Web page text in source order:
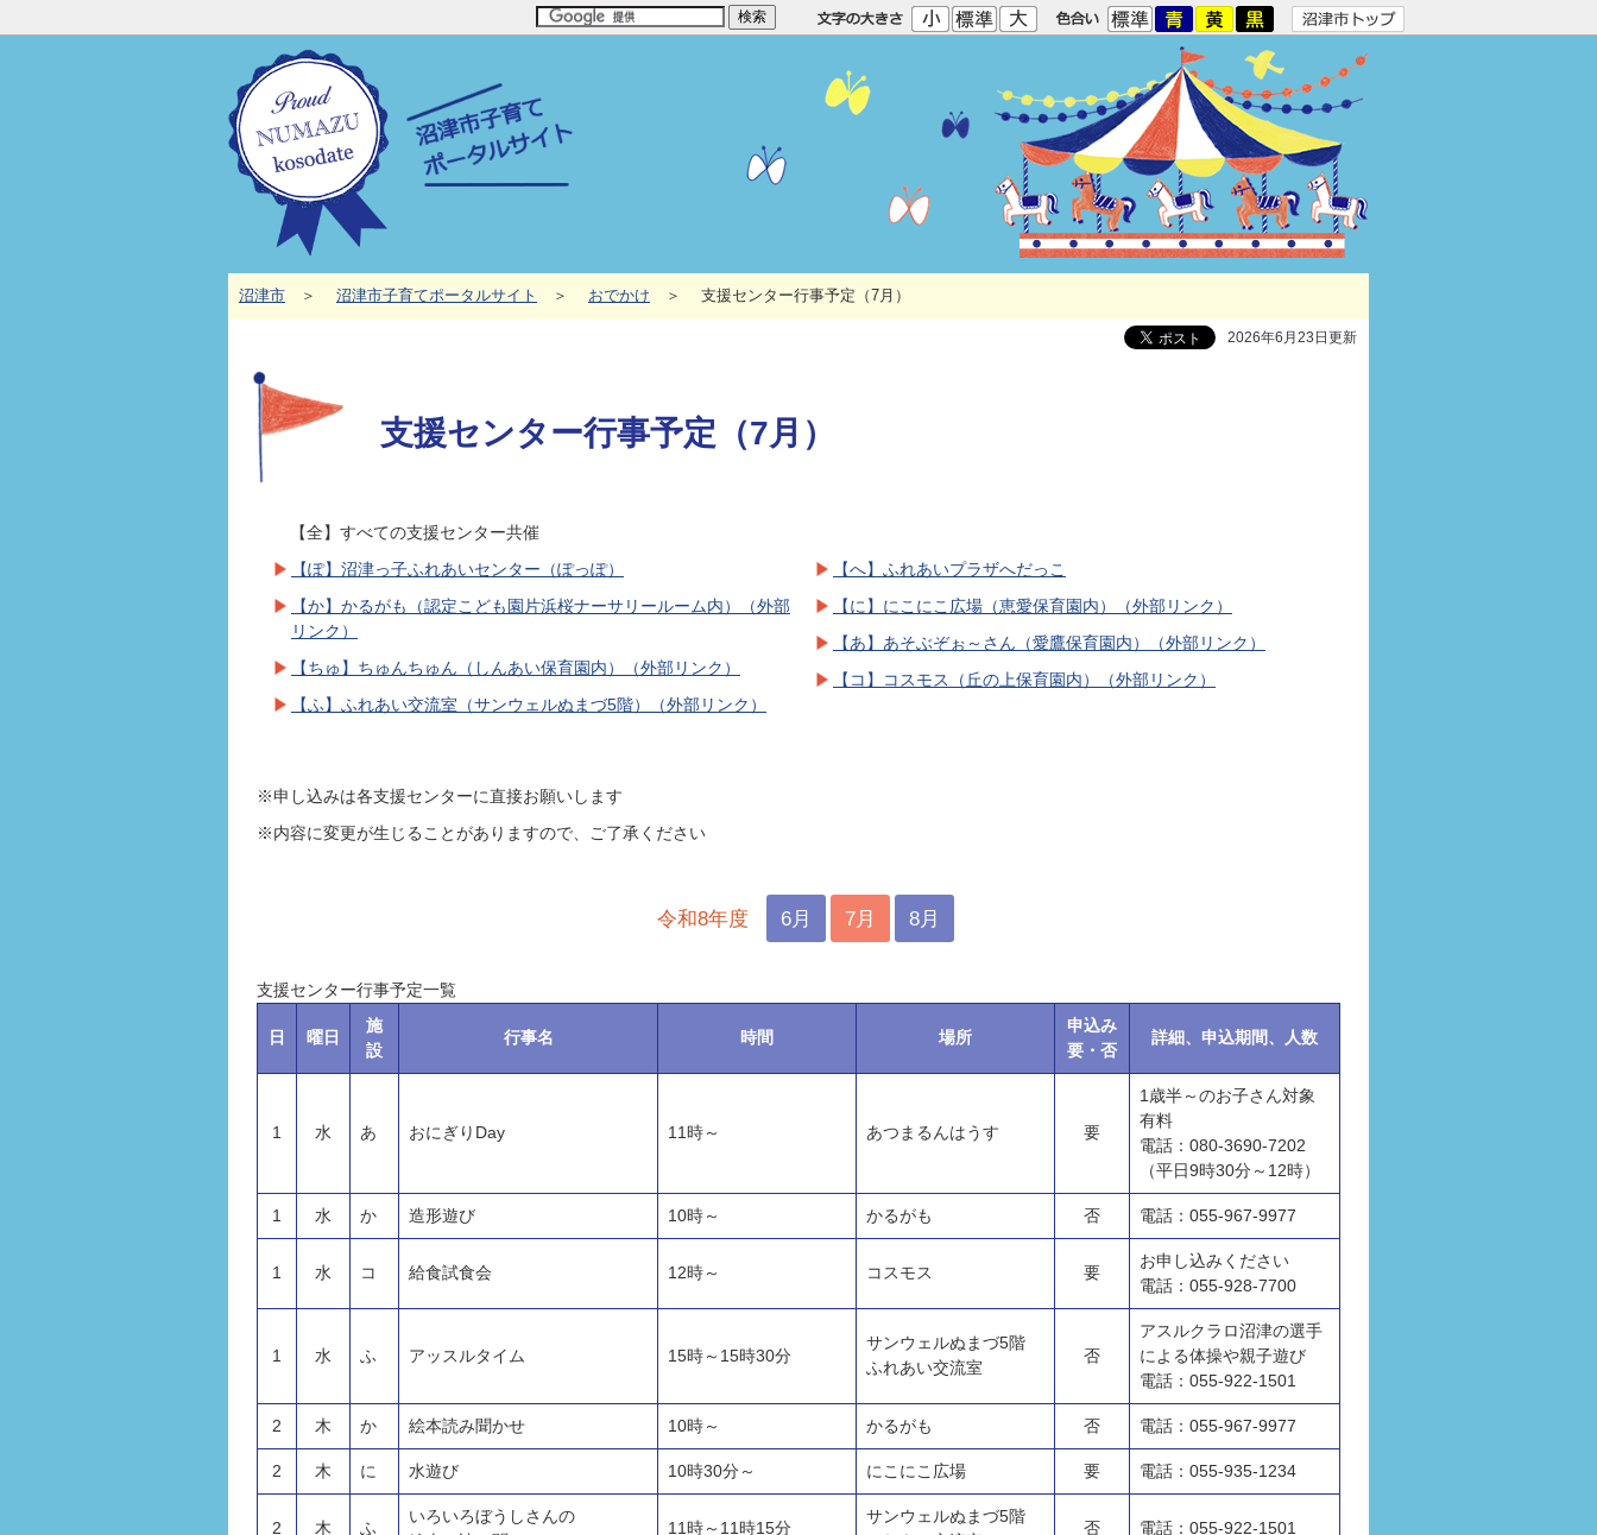
沼津市 沼津市子育てポータルサイト おでかけ 支援センター行事予定（7月）
2026年6月23日更新
支援センター行事予定（7月）
【全】すべての支援センター共催
【ぽ】沼津っ子ふれあいセンター（ぽっぽ）
【か】かるがも（認定こども園片浜桜ナーサリールーム内）（外部
リンク）
【ちゅ】ちゅんちゅん（しんあい保育園内）（外部リンク）
【ふ】ふれあい交流室（サンウェルぬまづ5階）（外部リンク）
【へ】ふれあいプラザへだっこ
【に】にこにこ広場（恵愛保育園内）（外部リンク）
【あ】あそぶぞぉ～さん（愛鷹保育園内）（外部リンク）
【コ】コスモス（丘の上保育園内）（外部リンク）
※申し込みは各支援センターに直接お願いします
※内容に変更が生じることがありますので、ご了承ください
令和8年度 6月 7月 8月
支援センター行事予定一覧
日 曜日
施
設
行事名 時間 場所
申込み
要・否
詳細、申込期間、人数
1 水 あ おにぎりDay 11時～ あつまるんはうす 要
1歳半～のお子さん対象
有料
電話：080-3690-7202
（平日9時30分～12時）
1 水 か 造形遊び 10時～ かるがも 否 電話：055-967-9977
1 水 コ 給食試食会 12時～ コスモス 要
お申し込みください
電話：055-928-7700
1 水 ふ アッスルタイム 15時～15時30分
サンウェルぬまづ5階
ふれあい交流室
否
アスルクラロ沼津の選手
による体操や親子遊び
電話：055-922-1501
2 木 か 絵本読み聞かせ 10時～ かるがも 否 電話：055-967-9977
2 木 に 水遊び 10時30分～ にこにこ広場 要 電話：055-935-1234
2 木 ふ
いろいろぼうしさんの
11時～11時15分
サンウェルぬまづ5階
否 電話：055-922-1501